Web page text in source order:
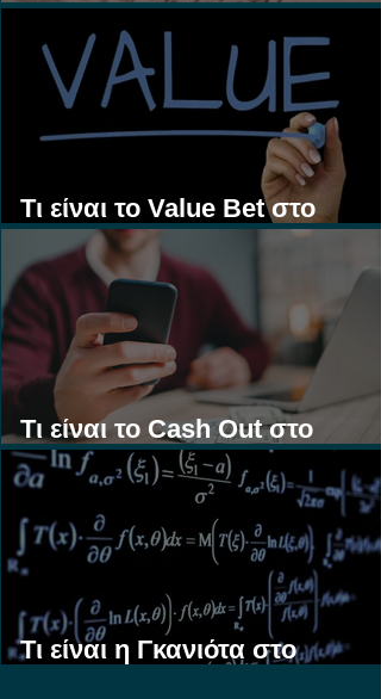
Τι είναι το Value Bet στο
Στοίχημα;
Τι είναι το Cash Out στο
Στοίχημα;
Τι είναι η Γκανιότα στο